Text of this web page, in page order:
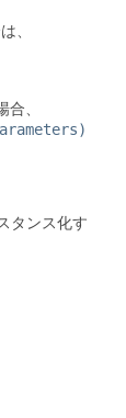
、
、
タンス化す